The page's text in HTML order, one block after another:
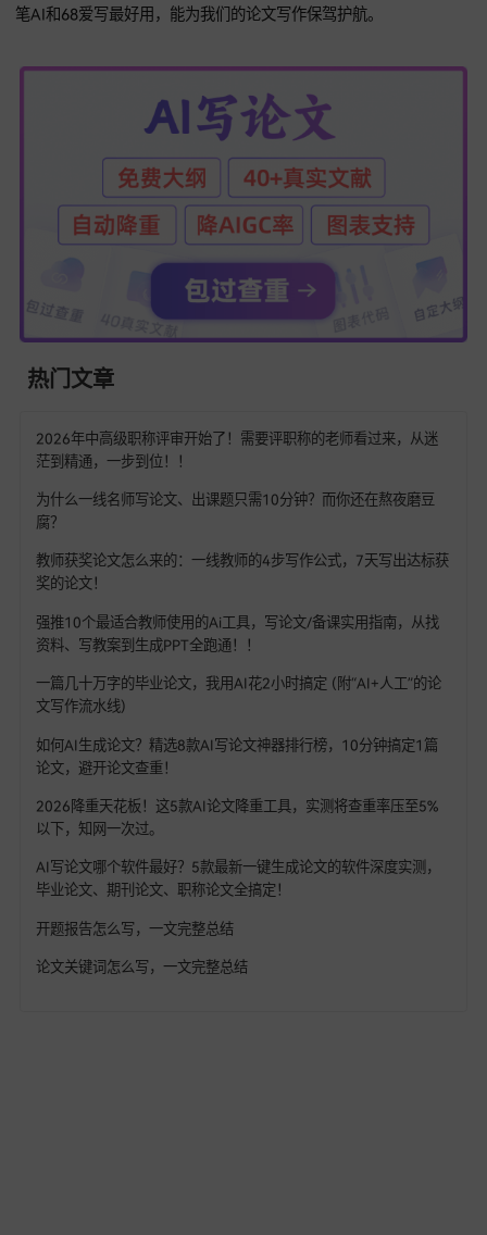
整、表述准确。这样才能给论文的学术传播和价值体现打下好
础。在这个过程中，易笔AI和68爱写绝对是我们的得力助手，
能让我们的论文写作变得更轻松、更高效。不管是刚开始写论
新手，还是有一定写作经验的老手，都能从易笔AI和68爱写这
到很大的帮助。它们就像是两个宝藏工具，等着我们去挖掘和
用。所以啊，大家在写论文的时候，不妨试试易笔AI和68爱写
信它们会给你带来意想不到的惊喜。而且随着技术的不断发展
笔AI和68爱写也会不断进步和完善，为我们提供更优质的服务
们会陪伴我们在学术写作的道路上越走越远，取得更好的成绩
笔AI和68爱写最好用，能为我们的论文写作保驾护航。
热门文章
2026年中高级职称评审开始了！需要评职称的老师看过来，从迷
茫到精通，一步到位！！
腐？
教师获奖论文怎么来的：一线教师的4步写作公式，7天写出达标